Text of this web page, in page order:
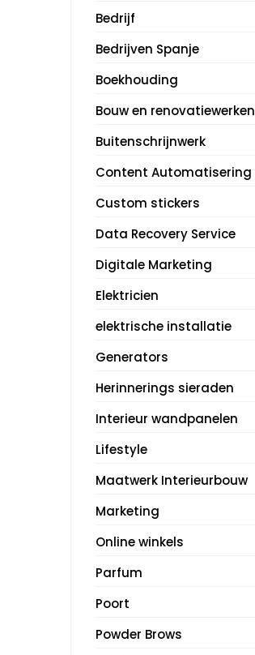
Bedrijf
Bedrijven Spanje
Boekhouding
Bouw en renovatiewerken
Buitenschrijnwerk
Content Automatisering
Custom stickers
Data Recovery Service
Digitale Marketing
Elektricien
elektrische installatie
Generators
Herinnerings sieraden
Interieur wandpanelen
Lifestyle
Maatwerk Interieurbouw
Marketing
Online winkels
Parfum
Poort
Powder Brows